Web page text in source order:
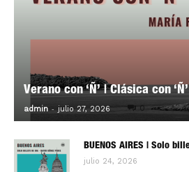
Verano con ‘Ñ’ | Clásica con ‘Ñ’
admin - julio 27, 2026 0
BUENOS AIRES | Solo
julio 24, 2026